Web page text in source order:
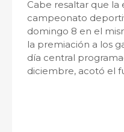
Cabe resaltar que la
campeonato
domingo 8 en el
la premiación a los
día central
diciembre, acotó el